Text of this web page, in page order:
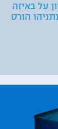
על באיזה
הורס